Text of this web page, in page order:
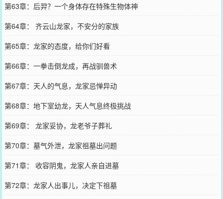
第63章：后羿？一个身体存在特殊生物体神
第64章： 齐云山龙家，不安分的家族
第65章：龙家的态度，给你们好看
第66章：一拳击倒龙成，再战驯兽术
第67章：天人的气息，龙家忌惮异动
第68章：地下室幼龙，天人气息终极挑战
第69章： 龙家妥协，龙老爷子葬礼
第70章：墓气外泄，龙家祖墓出问题
第71章： 收容阴鬼，龙家人亲自进墓
第72章：龙家人出事儿，决定下祖墓